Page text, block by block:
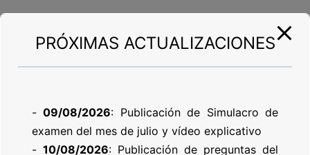
PRÓXIMAS ACTUALIZACIONES
-09/08/2026: Publicación de Simulacro de
examen del mes de julio y vídeo explicativo
- 10/08/2026: Publicación de preguntas del